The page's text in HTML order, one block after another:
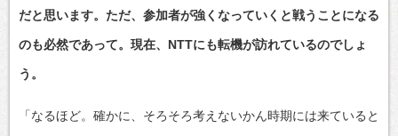
だと思います。ただ、参加者が強くなっていくと戦うことになる
のも必然であって。現在、NTTにも転機が訪れているのでしょ
う。
「なるほど。確かに、そろそろ考えないかん時期には来ていると